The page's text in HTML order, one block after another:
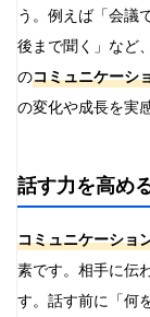
う。例えば「会議
後まで聞く」など
のコミュニケーシ
の変化や成長を実
話す力を高め
コミュニケーショ
素です。相手に伝
す。話す前に「何